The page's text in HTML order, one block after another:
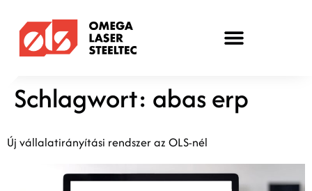
Schlagwort: abas erp
Új vállalatirányítási rendszer az OLS-nél